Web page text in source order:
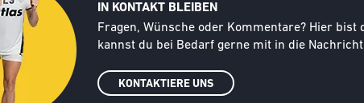
IN KONTAKT BLEIBEN
Text
Fragen, Wünsche oder Kommentare? Hier
kannst du bei Bedarf gerne mit in die
KONTAKTIERE UNS